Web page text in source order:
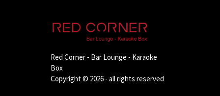
Red Corner - Bar Lounge - Karaoke
Box
Copyright © 2026 - all rights reserved